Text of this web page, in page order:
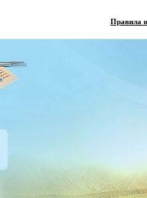
Правила